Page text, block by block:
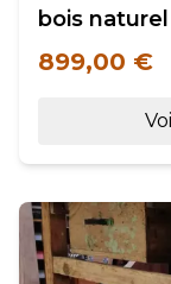
bois
899,00 €